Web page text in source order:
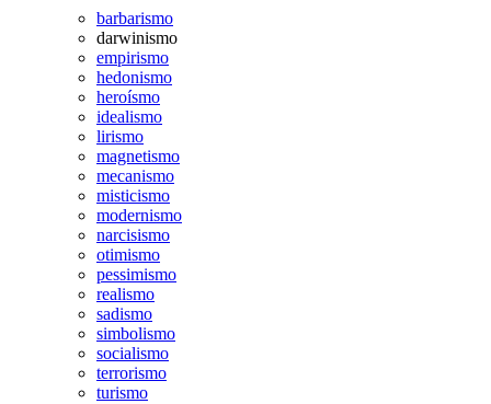
barbarismo
darwinismo
empirismo
hedonismo
heroísmo
idealismo
lirismo
magnetismo
mecanismo
misticismo
modernismo
narcisismo
otimismo
pessimismo
realismo
sadismo
simbolismo
socialismo
terrorismo
turismo